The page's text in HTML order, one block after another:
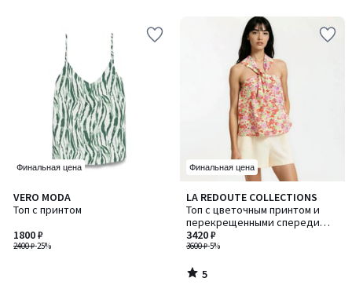
Финальная цена
VERO MODA
Топ с принтом
2400 ₽-25%
1800 ₽
Финальная цена
LA REDOUTE COLLECTIONS
Топ с цветочным принтом и
перекрещенными спереди
бретелями
3600 ₽-5%
3420 ₽
5
/
5
5
/